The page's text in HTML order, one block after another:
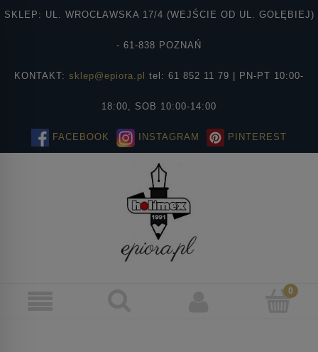
SKLEP: UL. WROCŁAWSKA 17/4 (WEJŚCIE OD UL. GOŁĘBIEJ)
- 61-838 POZNAŃ
KONTAKT: sklep@epiora.pl tel: 61 852 11 79 | PN-PT 10:00-
18:00, SOB 10:00-14:00
FACEBOOK INSTAGRAM PINTEREST